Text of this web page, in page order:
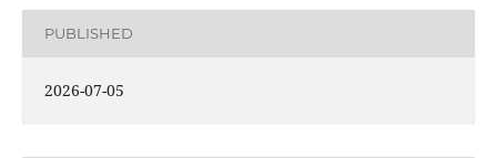
PUBLISHED
2026-07-05